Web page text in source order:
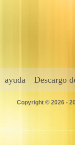
ayuda Descargo
Copyright © 2026 -